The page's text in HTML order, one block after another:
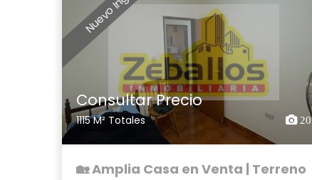
Consultar Precio
1115 M² Totales 20
🏡 Amplia Casa en Venta | Terreno